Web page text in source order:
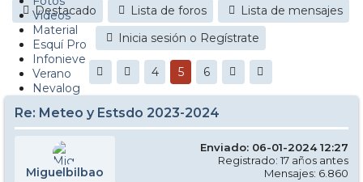
Videos
Material
Esquí Pro
Infonieve
Verano
Nevalog
Destacado Lista de foros
Lista de mensajes
Inicia sesión o Regístrate
4 5 6
Re: Meteo y Estsdo 2023-2024
Miguelbilbao
Enviado: 06-01-2024 12:27
Registrado: 17 años antes
Mensajes: 6.860